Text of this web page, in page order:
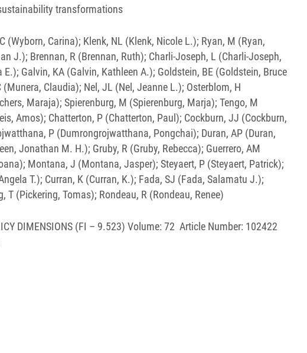
transformations
Carina); Klenk, NL (Klenk, Nicole L.); Ryan, M (Ryan,
J.); Brennan, R (Brennan, Ruth); Charli-Joseph, L (Charli-Joseph,
Galvin, KA (Galvin, Kathleen A.); Goldstein, BE (Goldstein, Bruce
Claudia); Nel, JL (Nel, Jeanne L.); Osterblom, H
Maraja); Spierenburg, M (Spierenburg, Marja); Tengo, M
Amos); Chatterton, P (Chatterton, Paul); Cockburn, JJ (Cockburn,
P (Dumrongrojwatthana, Pongchai); Duran, AP (Duran,
Jonathan M. H.); Gruby, R (Gruby, Rebecca); Guerrero, AM
Montana, J (Montana, Jasper); Steyaert, P (Steyaert, Patrick);
T.); Curran, K (Curran, K.); Fada, SJ (Fada, Salamatu J.);
(Pickering, Tomas); Rondeau, R (Rondeau, Renee)
DIMENSIONS (FI – 9.523) Volume: 72 Article Number: 102422